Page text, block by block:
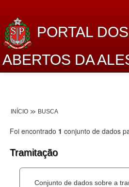
PORTAL
ABERTOS DA
Lei de Acesso à Informação
Dados Governamentais Abertos
INÍCIO BUSCA
Foi encontrado 1 conjunto de dados
Tramitação
Conjunto de dados sobre a